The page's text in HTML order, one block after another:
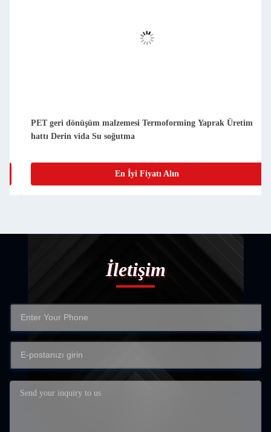
PET geri dönüşüm malzemesi Termoforming Yaprak Üretim
hattı Derin vida Su soğutma
En İyi Fiyatı Alın
İletişim